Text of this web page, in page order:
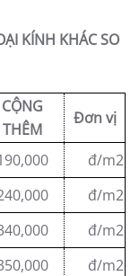
KÍNH KHÁC SO
CỘNG
THÊM
Đơn vị
đ/m2
đ/m2
đ/m2
đ/m2